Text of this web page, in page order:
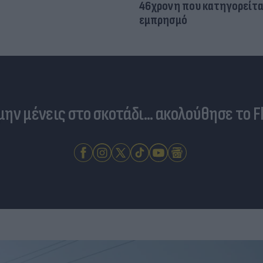
46χρονη που
εμπρησμό
μένεις στο σκοτάδι... ακολούθησε το